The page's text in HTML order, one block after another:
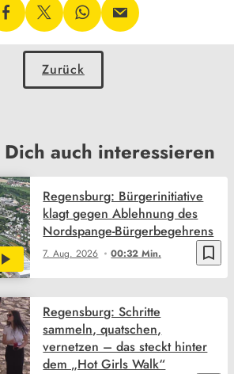
Zurück
auch interessieren
bookmark_border
7. Aug. 2026 00:32 Min.
Regensburg: Bürgerinitiative
klagt gegen Ablehnung des
Nordspange-Bürgerbegehrens
Regensburg: Schritte
sammeln, quatschen,
vernetzen – das steckt hinter
dem „Hot Girls Walk“